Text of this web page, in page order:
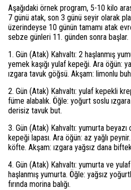
Aşağıdaki örnek program, 5-10 kilo
7 günü atak, son 3 günü seyir olarak
üzerindeyse 10 günün tamamı atak
sebze günleri 11. günden sonra başlar.
1. Gün (Atak) Kahvaltı: 2 haşlanmış
yemek kaşığı yulaf kepeği. Ara öğün:
ızgara tavuk göğsü. Akşam: limonlu
2. Gün (Atak) Kahvaltı: yulaf kepekli
füme alabalık. Öğle: yoğurt soslu
derisiz tavuk but.
3. Gün (Atak) Kahvaltı: yumurta
kepeği lapası. Ara öğün: az yağlı
köfte. Akşam: ızgara yağsız dana
4. Gün (Atak) Kahvaltı: yumurta ve
haşlanmış yumurta. Öğle: yağsız
fırında morina balığı.